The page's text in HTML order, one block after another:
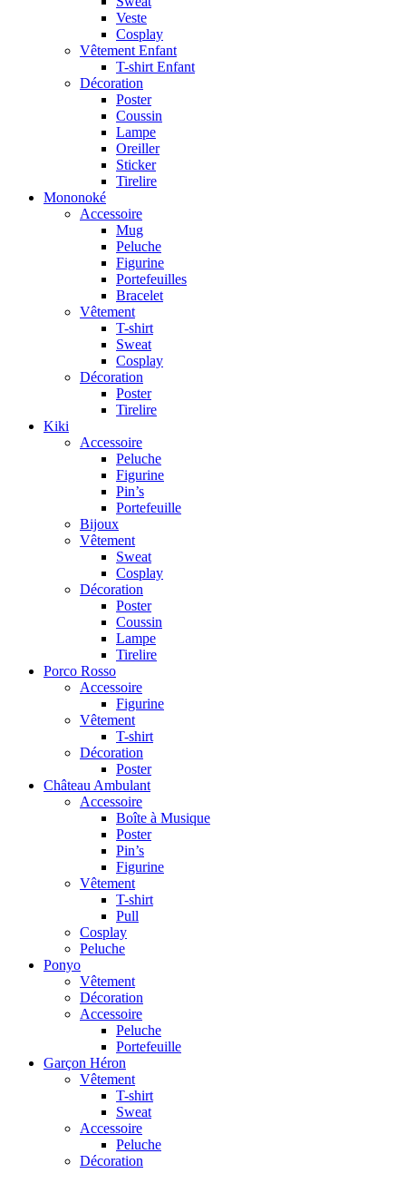
Veste
Cosplay
Vêtement Enfant
T-shirt Enfant
Décoration
Poster
Coussin
Lampe
Oreiller
Sticker
Tirelire
Mononoké
Accessoire
Mug
Peluche
Figurine
Portefeuilles
Bracelet
Vêtement
T-shirt
Sweat
Cosplay
Décoration
Poster
Tirelire
Kiki
Accessoire
Peluche
Figurine
Pin’s
Portefeuille
Bijoux
Vêtement
Sweat
Cosplay
Décoration
Poster
Coussin
Lampe
Tirelire
Porco Rosso
Accessoire
Figurine
Vêtement
T-shirt
Décoration
Poster
Château Ambulant
Accessoire
Boîte à Musique
Poster
Pin’s
Figurine
Vêtement
T-shirt
Pull
Cosplay
Peluche
Ponyo
Vêtement
Décoration
Accessoire
Peluche
Portefeuille
Garçon Héron
Vêtement
T-shirt
Sweat
Accessoire
Peluche
Décoration